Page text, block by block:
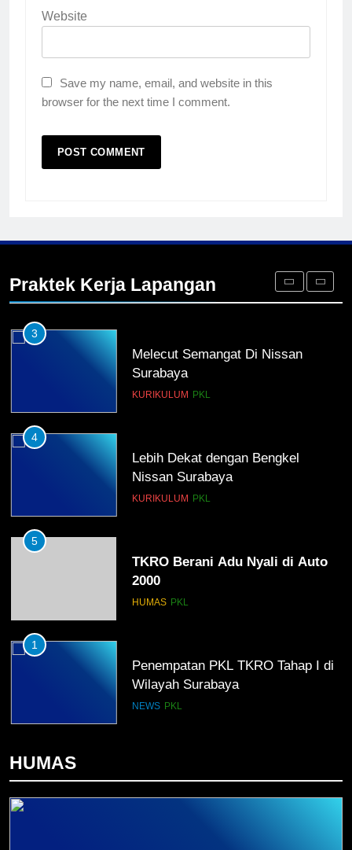
Website
Save my name, email, and website in this
browser for the next time I comment.
Praktek Kerja Lapangan
2000
HUMAS PKL
Penempatan PKL TKRO Tahap I di
Wilayah Surabaya
Orangtua untuk Sukseskan PKL
Kompetensi Keahlian TKRO
NEWS PKL
3
Melecut Semangat Di Nissan
Surabaya
KURIKULUM PKL
4
Lebih Dekat dengan Bengkel
Nissan Surabaya
KURIKULUM PKL
5
TKRO Berani Adu Nyali di Auto
2000
HUMAS PKL
1
Penempatan PKL TKRO Tahap I di
Wilayah Surabaya
NEWS PKL
HUMAS